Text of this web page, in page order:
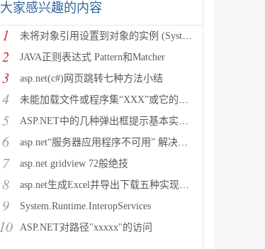
大家感兴趣的内容
1 未将对象引用设置到对象的实例 (System.NullRef
2 JAVA正则表达式 Pattern和Matcher
3 asp.net(c#)网页跳转七种方法小结
4 未能加载文件或程序集“XXX”或它的某一个依赖项。试图加载格
5 ASP.NET中的几种弹出框提示基本实现方法
6 asp.net“服务器应用程序不可用” 解决方法
7 asp.net gridview 72般绝技
8 asp.net生成Excel并导出下载五种实现方法
9 System.Runtime.InteropServices
10 ASP.NET对路径"xxxxx"的访问